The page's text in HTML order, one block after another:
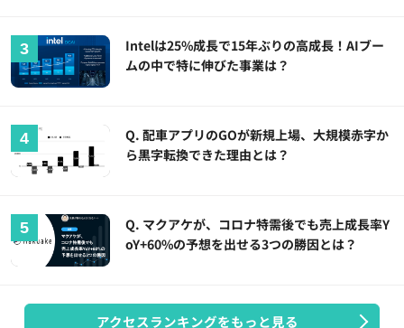
Intelは25%成長で15年ぶりの高成長！AIブー
ムの中で特に伸びた事業は？
Q. 配車アプリのGOが新規上場、大規模赤字か
ら黒字転換できた理由とは？
Q. マクアケが、コロナ特需後でも売上成長率Y
oY+60%の予想を出せる3つの勝因とは？
アクセスランキングをもっと見る